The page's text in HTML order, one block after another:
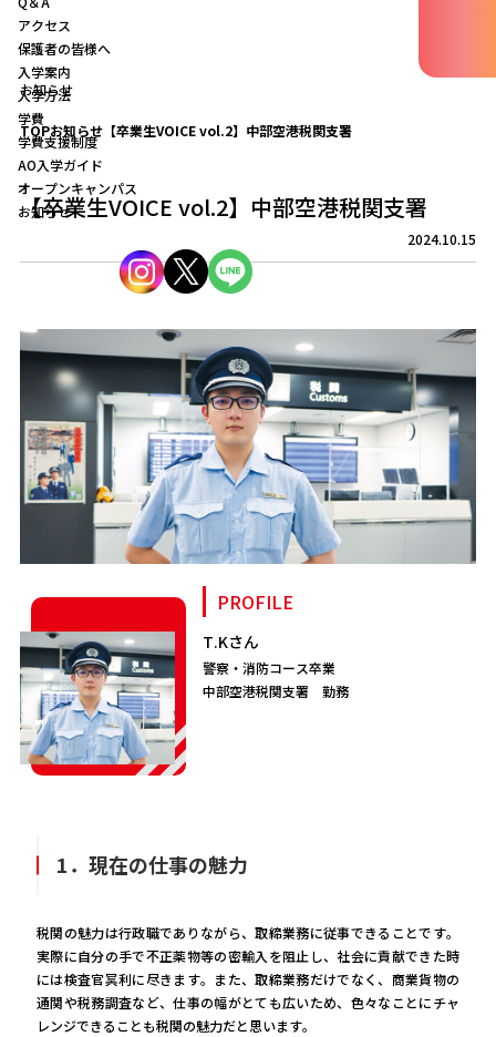
アクセス
保護者の皆様へ
入学案内
入学方法
学費
学費支援制度
AO入学ガイド
オープンキャンパス
お知らせ
お知らせ
TOPお知らせ【卒業生VOICE vol.2】中部空港税関支署
【卒業生VOICE vol.2】中部空港税関支署
2024.10.15
PROFILE
T.Kさん
警察・消防コース卒業
中部空港税関支署 勤務
1．現在の仕事の魅力
税関の魅力は行政職でありながら、取締業務に従事できることです。
実際に自分の手で不正薬物等の密輸入を阻止し、社会に貢献できた時
には検査官冥利に尽きます。また、取締業務だけでなく、商業貨物の
通関や税務調査など、仕事の幅がとても広いため、色々なことにチャ
レンジできることも税関の魅力だと思います。